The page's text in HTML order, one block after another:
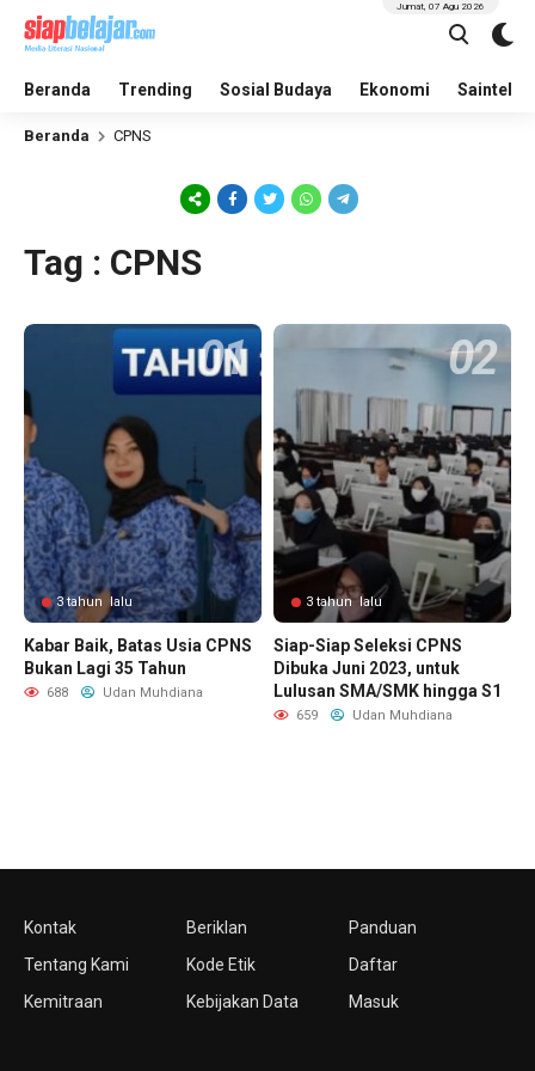
Beranda Trending Sosial Budaya Ekonomi Saintek
Jumat, 07 Agu 2026
Beranda CPNS
Tag : CPNS
3 tahun lalu
Kabar Baik, Batas Usia CPNS
Bukan Lagi 35 Tahun
688 Udan Muhdiana
3 tahun lalu
Siap-Siap Seleksi CPNS
Dibuka Juni 2023, untuk
Lulusan SMA/SMK hingga S1
659 Udan Muhdiana
Kontak
Tentang Kami
Kemitraan
Beriklan
Kode Etik
Kebijakan Data
Panduan
Daftar
Masuk